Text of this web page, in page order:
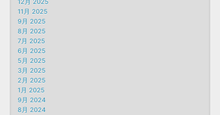
12月 2025
11月 2025
9月 2025
8月 2025
7月 2025
6月 2025
5月 2025
3月 2025
2月 2025
1月 2025
9月 2024
8月 2024